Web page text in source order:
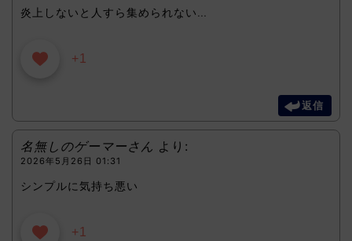
炎上しないと人すら集められない…
+1
返信
名無しのゲーマーさん より:
2026年5月26日 01:31
シンプルに気持ち悪い
+1